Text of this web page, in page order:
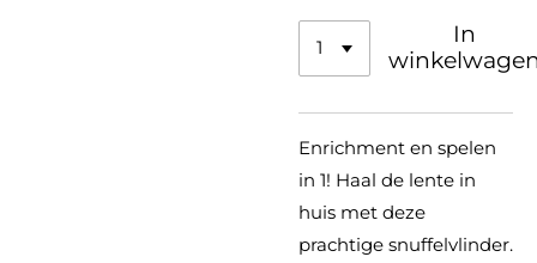
In
Enrichment en spelen
in 1! Haal de lente in
huis met deze
prachtige snuffelvlinder.